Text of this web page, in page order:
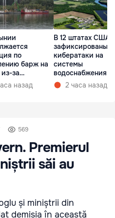
по
барж на
за
на АЭС
назад
В 12 штатах США
зафиксированы
кибератаки на
системы
водоснабжения
2 часа назад
569
Premierul
săi au
și miniștrii din
demisia în această